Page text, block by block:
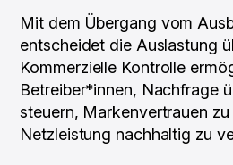
Mit dem Übergang vom
entscheidet die Auslastung
Kommerzielle Kontrolle
Betreiber*innen, Nachfrage
steuern, Markenvertrauen
Netzleistung nachhaltig zu